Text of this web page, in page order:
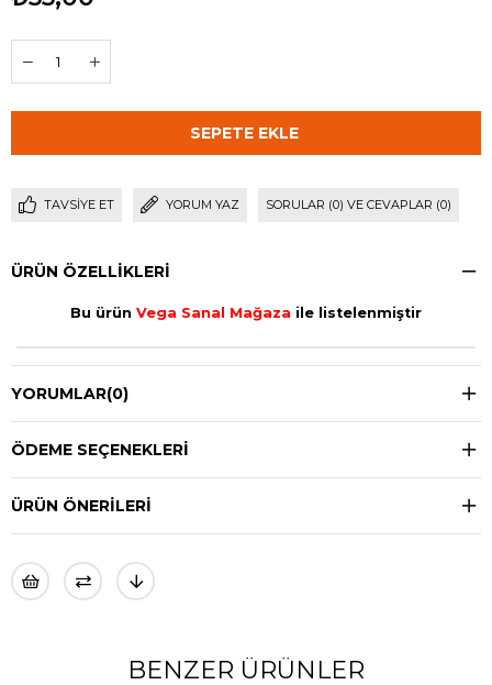
TAVSIYE ET YORUM YAZ SORULAR (0) VE CEVAPLAR (0)
ÜRÜN ÖZELLIKLERI
Bu ürün Vega Sanal Mağaza ile listelenmiştir
YORUMLAR(0)
ÖDEME SEÇENEKLERI
ÜRÜN ÖNERILERI
BENZER ÜRÜNLER